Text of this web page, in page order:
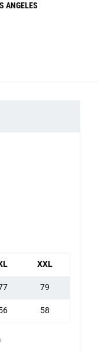
ANGELES
XXL
79
58